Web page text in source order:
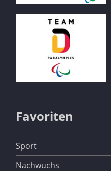
Favoriten
Navigation
überspringen
Sport
Nachwuchs